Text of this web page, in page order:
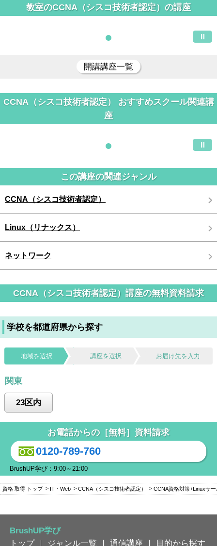
教室のCCNA（シスコ技術者認定）の講座
開講講座一覧
CCNA（シスコ技術者認定） おすすめスクール関連講
座
この講座の関連ジャンル
CCNA（シスコ技術者認定）
Linux（リナックス）
ネットワーク
CCNA（シスコ技術者認定）講座の無料資料請求
学校を都道府県から探す
地域を選択 講座を選択 お届け先を入力
関東
23区内
お電話からの［無料］資料請求
0120-789-760
BrushUP学び：9:00～21:00
資格 取得 トップ IT・Web CCNA（シスコ技術者認定） CCNA資格対策+Linuxサ
BrushUP学び
トップ
ジャンル一覧 通信講座 目的から探す